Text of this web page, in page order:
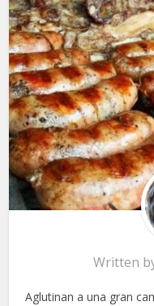
Written
Aglutinan a una gran